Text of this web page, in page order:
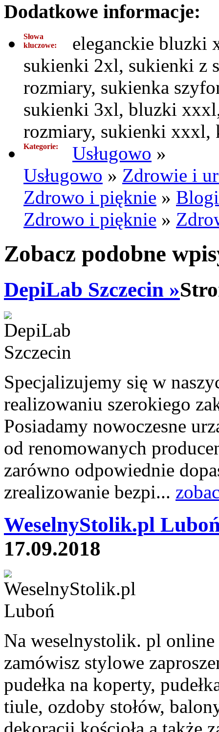
Dodatkowe informacje:
Słowa
kluczowe:
eleganckie bluzki
sukienki 2xl, sukienki z
rozmiary, sukienka
sukienki 3xl, bluzki
rozmiary, sukienki xxxl,
Kategorie: Usługowo »
Usługowo » Zdrowie i
Zdrowo i pięknie »
Zdrowo i pięknie »
Zobacz podobne
DepiLab Szczecin »
Specjalizujemy się w
realizowaniu szerokiego
Posiadamy nowoczesne
od renomowanych
zarówno odpowiednie
zrealizowanie bezpi...
WeselnyStolik.pl
17.09.2018
Na weselnystolik. pl
zamówisz stylowe
pudełka na koperty,
tiule, ozdoby stołów,